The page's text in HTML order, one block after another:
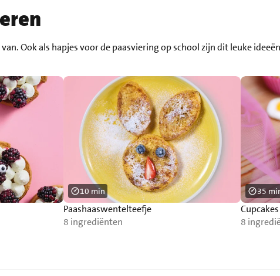
Ook als hapjes voor de paasviering op school zijn dit leuke
Paashaaswentelteefje
8 ingrediënten
10 min
8
35